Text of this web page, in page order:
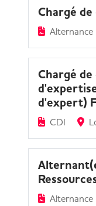
Chargé
Alternance
Chargé de
d'expert)
CDI
Alternance